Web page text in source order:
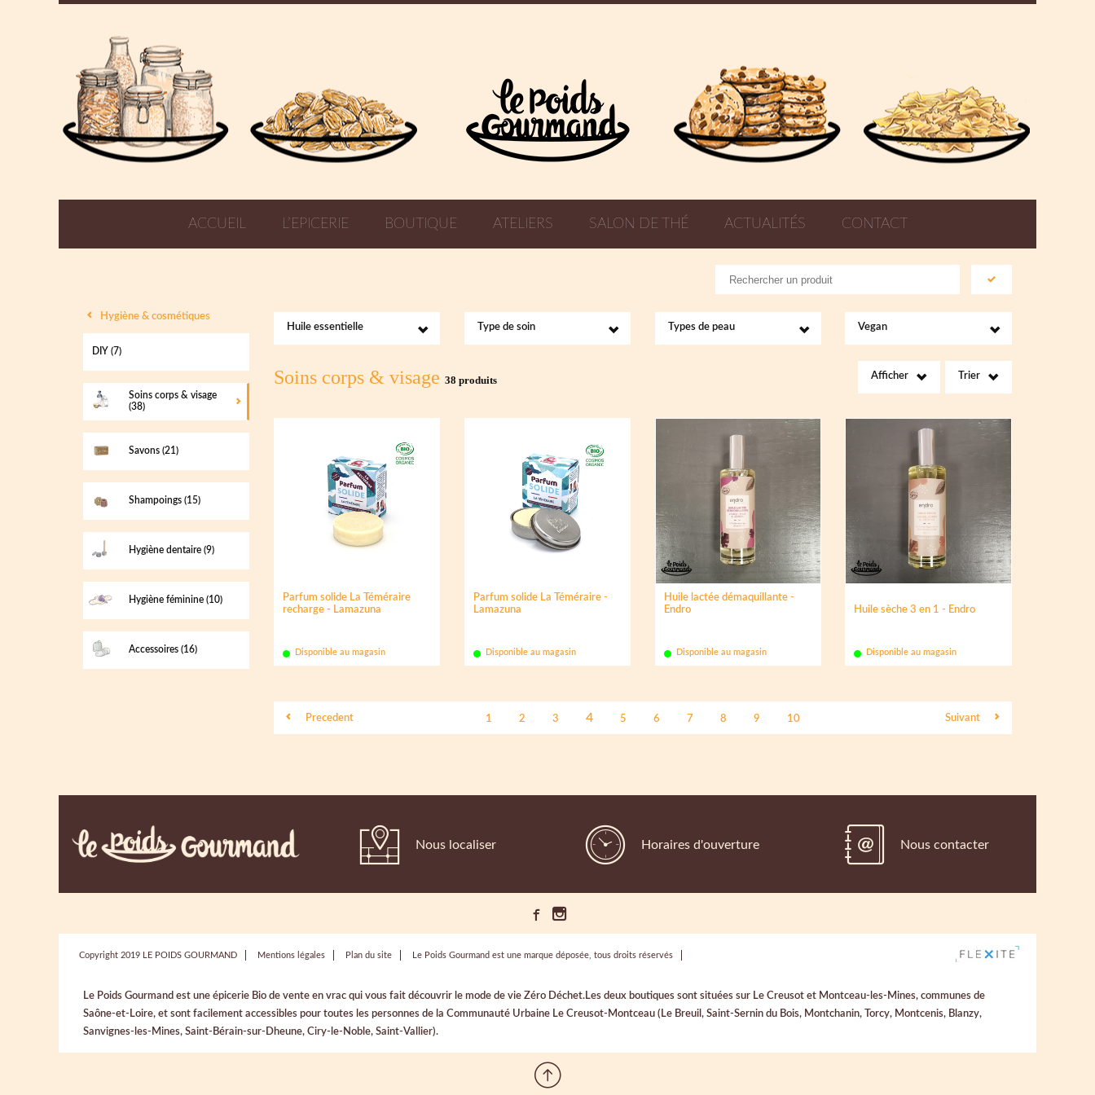
ACCUEIL L’EPICERIE BOUTIQUE ATELIERS SALON DE THÉ ACTUALITÉS CONTACT
Hygiène & cosmétiques
DIY (7)
Soins corps & visage
(38)
Savons (21)
Shampoings (15)
Hygiène dentaire (9)
Hygiène féminine (10)
Accessoires (16)
Huile essentielle Type de soin Types de peau Vegan
Soins corps & visage 38 produits Afficher Trier
Parfum solide La Téméraire
recharge - Lamazuna
Disponible au magasin
Parfum solide La Téméraire -
Lamazuna
Disponible au magasin
Huile lactée démaquillante -
Endro
Disponible au magasin
Huile sèche 3 en 1 - Endro
Disponible au magasin
Precedent 1 2 3 4 5 6 7 8 9 10 Suivant
Nous localiser Horaires d'ouverture Nous contacter
Copyright 2019 LE POIDS GOURMAND Mentions légales Plan du site Le Poids Gourmand est une marque déposée, tous droits réservés
Le Poids Gourmand est une épicerie Bio de vente en vrac qui vous fait découvrir le mode de vie Zéro Déchet.Les deux boutiques sont situées sur Le Creusot et Montceau-les-Mines, communes de
Saône-et-Loire, et sont facilement accessibles pour toutes les personnes de la Communauté Urbaine Le Creusot-Montceau (Le Breuil, Saint-Sernin du Bois, Montchanin, Torcy, Montcenis, Blanzy,
Sanvignes-les-Mines, Saint-Bérain-sur-Dheune, Ciry-le-Noble, Saint-Vallier).